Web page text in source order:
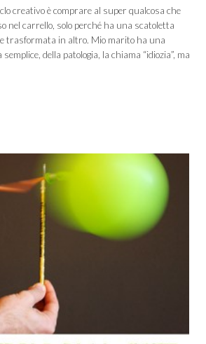
creativo è comprare al super qualcosa che
nel carrello, solo perché ha una scatoletta
trasformata in altro. Mio marito ha una
della patologia, la chiama “idiozia”, ma